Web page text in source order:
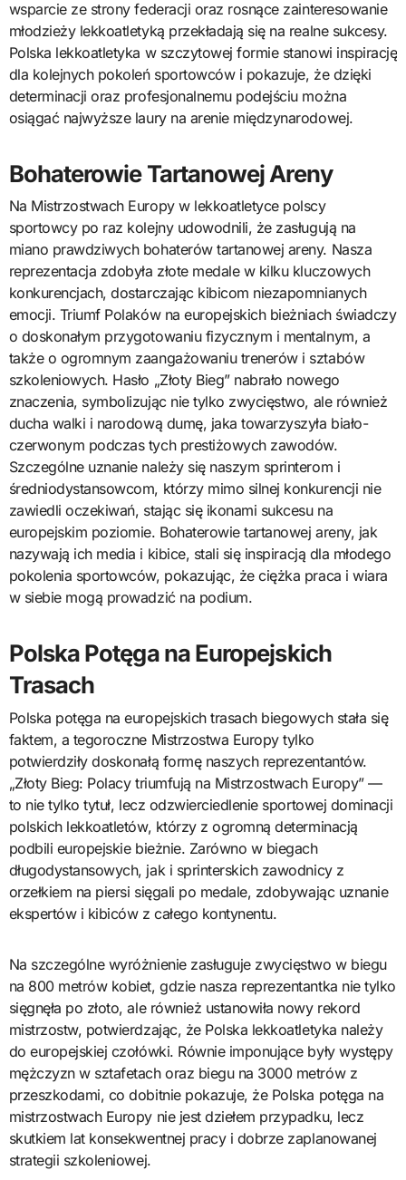
wsparcie ze strony federacji oraz rosnące zainteresowanie
młodzieży lekkoatletyką przekładają się na realne sukcesy.
Polska lekkoatletyka w szczytowej formie stanowi inspirację
dla kolejnych pokoleń sportowców i pokazuje, że dzięki
determinacji oraz profesjonalnemu podejściu można
osiągać najwyższe laury na arenie międzynarodowej.
Bohaterowie Tartanowej Areny
Na Mistrzostwach Europy w lekkoatletyce polscy
sportowcy po raz kolejny udowodnili, że zasługują na
miano prawdziwych bohaterów tartanowej areny. Nasza
reprezentacja zdobyła złote medale w kilku kluczowych
konkurencjach, dostarczając kibicom niezapomnianych
emocji. Triumf Polaków na europejskich bieżniach świadczy
o doskonałym przygotowaniu fizycznym i mentalnym, a
także o ogromnym zaangażowaniu trenerów i sztabów
szkoleniowych. Hasło „Złoty Bieg” nabrało nowego
znaczenia, symbolizując nie tylko zwycięstwo, ale również
ducha walki i narodową dumę, jaka towarzyszyła biało-
czerwonym podczas tych prestiżowych zawodów.
Szczególne uznanie należy się naszym sprinterom i
średniodystansowcom, którzy mimo silnej konkurencji nie
zawiedli oczekiwań, stając się ikonami sukcesu na
europejskim poziomie. Bohaterowie tartanowej areny, jak
nazywają ich media i kibice, stali się inspiracją dla młodego
pokolenia sportowców, pokazując, że ciężka praca i wiara
w siebie mogą prowadzić na podium.
Polska Potęga na Europejskich
Trasach
Polska potęga na europejskich trasach biegowych stała się
faktem, a tegoroczne Mistrzostwa Europy tylko
potwierdziły doskonałą formę naszych reprezentantów.
„Złoty Bieg: Polacy triumfują na Mistrzostwach Europy” —
to nie tylko tytuł, lecz odzwierciedlenie sportowej dominacji
polskich lekkoatletów, którzy z ogromną determinacją
podbili europejskie bieżnie. Zarówno w biegach
długodystansowych, jak i sprinterskich zawodnicy z
orzełkiem na piersi sięgali po medale, zdobywając uznanie
ekspertów i kibiców z całego kontynentu.
Na szczególne wyróżnienie zasługuje zwycięstwo w biegu
na 800 metrów kobiet, gdzie nasza reprezentantka nie tylko
sięgnęła po złoto, ale również ustanowiła nowy rekord
mistrzostw, potwierdzając, że Polska lekkoatletyka należy
do europejskiej czołówki. Równie imponujące były występy
mężczyzn w sztafetach oraz biegu na 3000 metrów z
przeszkodami, co dobitnie pokazuje, że Polska potęga na
mistrzostwach Europy nie jest dziełem przypadku, lecz
skutkiem lat konsekwentnej pracy i dobrze zaplanowanej
strategii szkoleniowej.